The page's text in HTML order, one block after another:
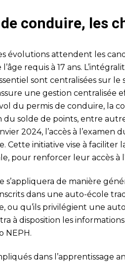
conduire, les
évolutions attendent les
requis à 17 ans.
sont centralisées sur le
une gestion centralisée
du permis de conduire, la
du solde de points, entre
2024, l’accès à l’examen
Cette initiative vise à
pour renforcer leur accès à
s’appliquera de manière
dans une auto-école
ou qu’ils privilégient une
à disposition les
NEPH.
dans l’apprentissage